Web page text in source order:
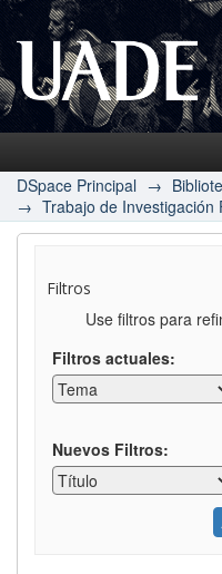
UADE
DSpace Principal →
→ Trabajo de Investigación
Filtros
Use filtros para
Filtros actuales:
Nuevos Filtros: